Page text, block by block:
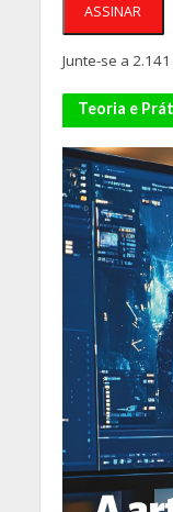
ASSINAR
Junte-se a
Teoria e